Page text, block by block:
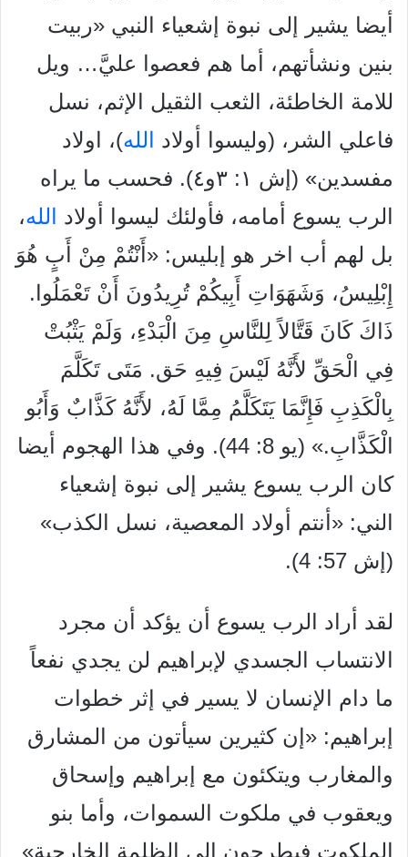
أيضا يشير إلى نبوة إشعياء النبي «ربيت
بنين ونشأتهم، أما هم فعصوا عليَّ… ويل
للامة
الخاطئة، الثعب الثقيل الإثم، نسل
فاعلي الشر، (وليسوا أولاد
الله)،
اولاد
مفسدين» (إش ١: ٣و٤). فحسب ما يراه
الرب يسوع أمامه، فأولئك ليسوا أولاد الله،
بل لهم أب اخر هو إبليس: «أَنْتُمْ مِنْ أَبٍ هُوَ
إِبْلِيسُ، وَشَهَوَاتِ أَبِيكُمْ تُرِيدُونَ أَنْ تَعْمَلُوا.
ذَاكَ كَانَ قَتَّالاً لِلنَّاسِ مِنَ الْبَدْءِ، وَلَمْ يَثْبُتْ
فِي الْحَقِّ لأَنَّهُ لَيْسَ فِيهِ حَق. مَتَى تَكَلَّمَ
بِالْكَذِبِ فَإِنَّمَا يَتَكَلَّمُ مِمَّا لَهُ، لأَنَّهُ كَذَّابٌ وَأَبُو
الْكَذَّابِ.» (يو 8: 44). وفي هذا الهجوم
أيضا
كان الرب يسوع يشير إلى نبوة إشعياء
الني: «أنتم أولاد المعصية، نسل الكذب»
(إش 57: 4).
لقد أراد الرب يسوع أن يؤكد أن مجرد
الانتساب الجسدي لإبراهيم لن يجدي نفعاً
ما دام الإنسان لا يسير في إثر خطوات
إبراهيم: «إنكثيرين سيأتون من المشارق
والمغارب ويتكئون مع إبراهيم وإسحاق
ويعقوب في ملكوت السموات، وأما بنو
الملكوت فيطرحون إلى الظلمة
الخارجية»